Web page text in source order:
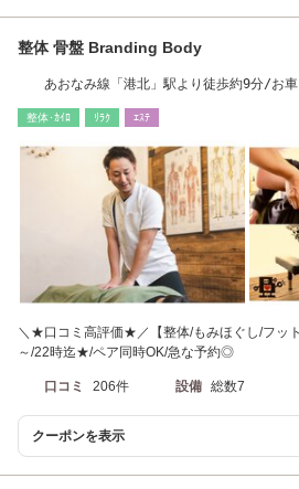
整体 骨盤 Branding Body
あおなみ線「港北」駅より徒歩約9分/お
整体･ｶｲﾛ ﾘﾗｸ ｴｽﾃ
＼★口コミ高評価★／【整体/もみほぐし/フッ
～/22時迄★/ペア同時OK/急な予約◎
口コミ 206件 設備 総数7
クーポンを表示